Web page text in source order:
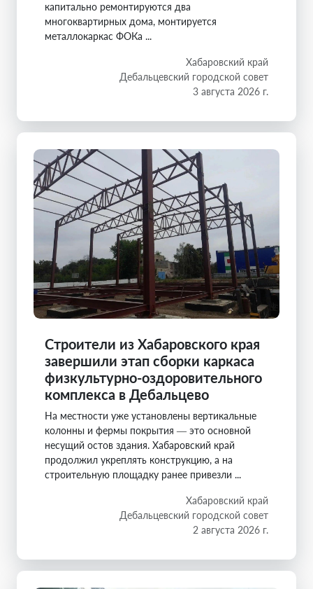
капитально ремонтируются два
многоквартирных дома, монтируется
металлокаркас ФОКа ...
Хабаровский край
Дебальцевский городской совет
3 августа 2026 г.
Строители из Хабаровского края
завершили этап сборки каркаса
физкультурно-оздоровительного
комплекса в Дебальцево
На местности уже установлены вертикальные
колонны и фермы покрытия — это основной
несущий остов здания. Хабаровский край
продолжил укреплять конструкцию, а на
строительную площадку ранее привезли ...
Хабаровский край
Дебальцевский городской совет
2 августа 2026 г.